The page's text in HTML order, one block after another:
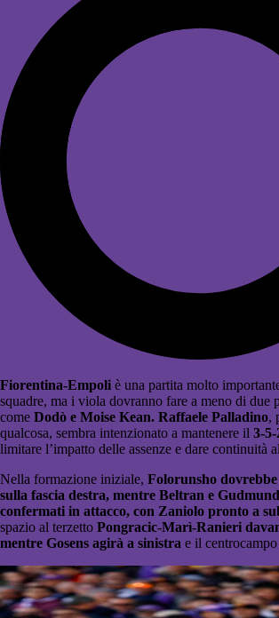
Fiorentina-Empoli è una partita molto
squadre, ma i viola dovranno fare a meno di due
come Dodò e Moise Kean. Raffaele Palladino,
qualcosa, sembra intenzionato a mantenere il 3-5-
limitare l’impatto delle assenze e dare continuità
Nella formazione iniziale, Folorunsho
sulla fascia destra, mentre Beltran e
confermati in attacco, con Zaniolo pronto a
spazio al terzetto Pongracic-Marì-Ranieri
mentre Gosens agirà a sinistra e il